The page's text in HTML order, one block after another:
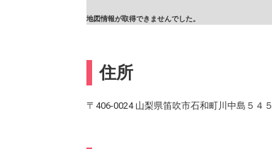
地図情報が取得できませんでした。
住所
〒406-0024 山梨県笛吹市石和町川中島５４５